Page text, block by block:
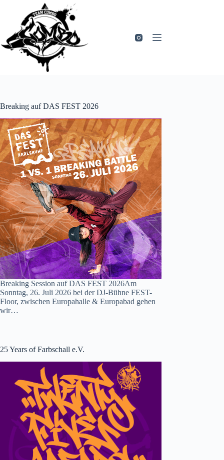
springen
Breaking auf DAS FEST 2026
Breaking Session auf DAS FEST 2026Am
Sonntag, 26. Juli 2026 bei der DJ-Bühne FEST-
Floor, zwischen Europahalle & Europabad gehen
wir…
25 Years of Farbschall e.V.